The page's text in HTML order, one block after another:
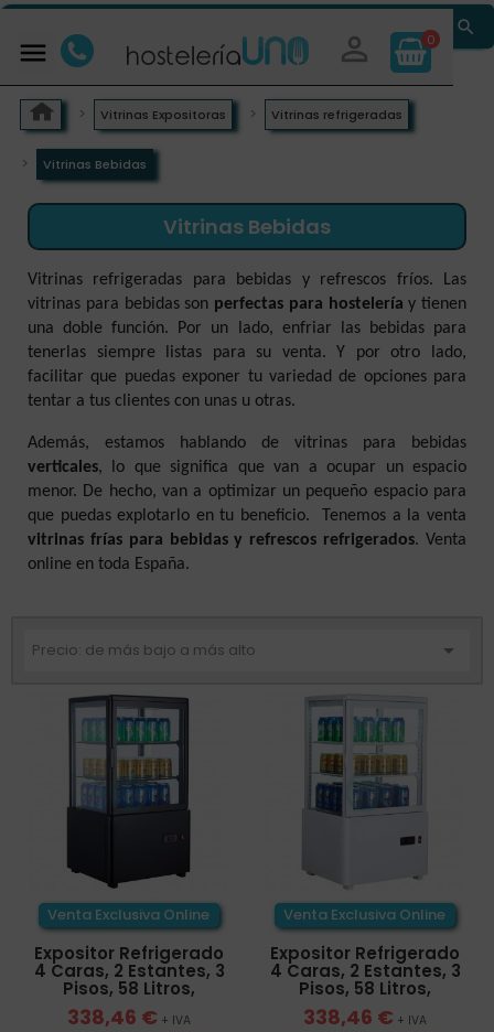
  0

Vitrinas Expositoras Vitrinas refrigeradas
Vitrinas Bebidas
Vitrinas Bebidas
Vitrinas refrigeradas para bebidas y refrescos fríos. Las
vitrinas para bebidas son perfectas para hostelería y tienen
una doble función. Por un lado, enfriar las bebidas para
tenerlas siempre listas para su venta. Y por otro lado,
facilitar que puedas exponer tu variedad de opciones para
tentar a tus clientes con unas u otras.
Además, estamos hablando de vitrinas para bebidas
verticales, lo que significa que van a ocupar un espacio
menor. De hecho, van a optimizar un pequeño espacio para
que puedas explotarlo en tu beneficio. Tenemos a la venta
vitrinas frías para bebidas y refrescos refrigerados. Venta
online en toda España.
Precio: de más bajo a más alto 
Venta Exclusiva Online
Expositor Refrigerado
4 Caras, 2 Estantes, 3
Pisos, 58 Litros,
338,46 € + IVA
Venta Exclusiva Online
Expositor Refrigerado
4 Caras, 2 Estantes, 3
Pisos, 58 Litros,
338,46 € + IVA